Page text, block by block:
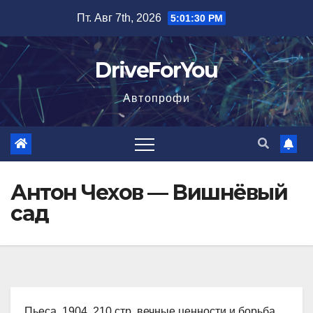
содержимому
Пт. Авг 7th, 2026 5:01:31 PM
DriveForYou
Автопрофи
Антон Чехов — Вишнёвый
сад